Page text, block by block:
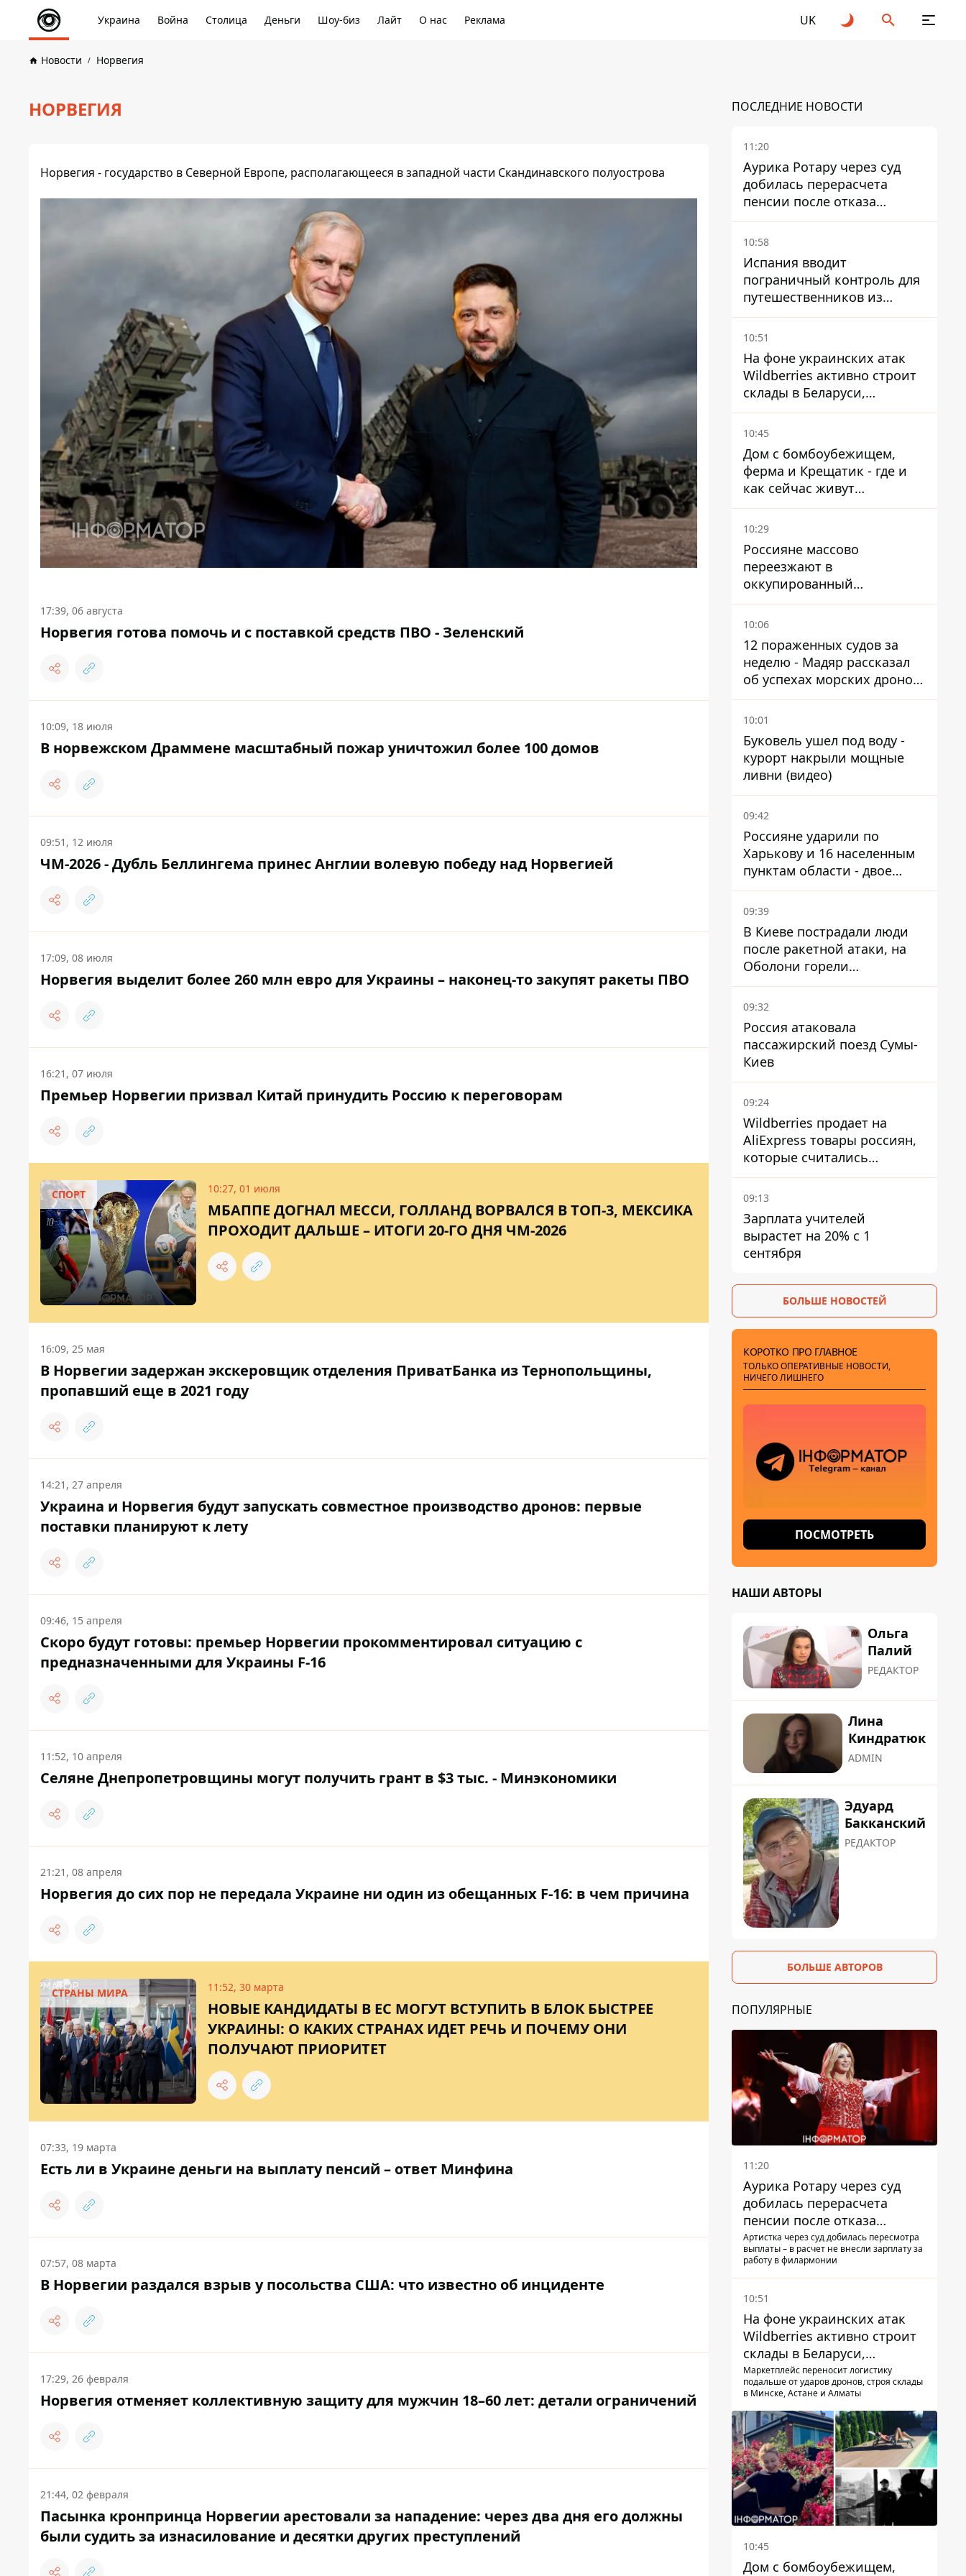
Украина Война Столица Деньги Шоу-биз Лайт О нас Реклама UK
Новости Норвегия
НОРВЕГИЯ
Норвегия - государство в Северной Европе, располагающееся в западной части Скандинавского полуострова
17:39, 06 августа
Норвегия готова помочь и с поставкой средств ПВО - Зеленский
10:09, 18 июля
В норвежском Драммене масштабный пожар уничтожил более 100 домов
09:51, 12 июля
ЧМ-2026 - Дубль Беллингема принес Англии волевую победу над Норвегией
17:09, 08 июля
Норвегия выделит более 260 млн евро для Украины – наконец-то закупят ракеты ПВО
16:21, 07 июля
Премьер Норвегии призвал Китай принудить Россию к переговорам
СПОРТ 10:27, 01 июля
МБАППЕ ДОГНАЛ МЕССИ, ГОЛЛАНД ВОРВАЛСЯ В ТОП-3, МЕКСИКА
ПРОХОДИТ ДАЛЬШЕ – ИТОГИ 20-ГО ДНЯ ЧМ-2026
16:09, 25 мая
В Норвегии задержан экскеровщик отделения ПриватБанка из Тернопольщины,
пропавший еще в 2021 году
14:21, 27 апреля
Украина и Норвегия будут запускать совместное производство дронов: первые
поставки планируют к лету
09:46, 15 апреля
Скоро будут готовы: премьер Норвегии прокомментировал ситуацию с
предназначенными для Украины F-16
11:52, 10 апреля
Селяне Днепропетровщины могут получить грант в $3 тыс. - Минэкономики
21:21, 08 апреля
Норвегия до сих пор не передала Украине ни один из обещанных F-16: в чем причина
СТРАНЫ МИРА 11:52, 30 марта
НОВЫЕ КАНДИДАТЫ В ЕС МОГУТ ВСТУПИТЬ В БЛОК БЫСТРЕЕ
УКРАИНЫ: О КАКИХ СТРАНАХ ИДЕТ РЕЧЬ И ПОЧЕМУ ОНИ
ПОЛУЧАЮТ ПРИОРИТЕТ
07:33, 19 марта
Есть ли в Украине деньги на выплату пенсий – ответ Минфина
07:57, 08 марта
В Норвегии раздался взрыв у посольства США: что известно об инциденте
17:29, 26 февраля
Норвегия отменяет коллективную защиту для мужчин 18–60 лет: детали ограничений
21:44, 02 февраля
Пасынка кронпринца Норвегии арестовали за нападение: через два дня его должны
были судить за изнасилование и десятки других преступлений
ПОСЛЕДНИЕ НОВОСТИ
11:20
Аурика Ротару через суд
добилась перерасчета
пенсии после отказа
Пенсионного фонда
10:58
Испания вводит
пограничный контроль для
путешественников из
Италии из-за
миграционного конфликта
10:51
На фоне украинских атак
Wildberries активно строит
склады в Беларуси,
Казахстане, Узбекистане
10:45
Дом с бомбоубежищем,
ферма и Крещатик - где и
как сейчас живут
украинские знаменитости
10:29
Россияне массово
переезжают в
оккупированный
Мариуполь, а местных
оставляют без жилья
10:06
12 пораженных судов за
неделю - Мадяр рассказал
об успехах морских дронов
в Черном и Азовском морях
10:01
Буковель ушел под воду -
курорт накрыли мощные
ливни (видео)
09:42
Россияне ударили по
Харькову и 16 населенным
пунктам области - двое
погибших
09:39
В Киеве пострадали люди
после ракетной атаки, на
Оболони горели
резервуары с топливом
09:32
Россия атаковала
пассажирский поезд Сумы-
Киев
09:24
Wildberries продает на
AliExpress товары россиян,
которые считались
уничтоженными на складах
09:13
Зарплата учителей
вырастет на 20% с 1
сентября
БОЛЬШЕ НОВОСТЕЙ
КОРОТКО ПРО ГЛАВНОЕ
ТОЛЬКО ОПЕРАТИВНЫЕ НОВОСТИ,
НИЧЕГО ЛИШНЕГО
ПОСМОТРЕТЬ
НАШИ АВТОРЫ
Ольга
Палий
РЕДАКТОР
Лина
Киндратюк
ADMIN
Эдуард
Бакканский
РЕДАКТОР
БОЛЬШЕ АВТОРОВ
ПОПУЛЯРНЫЕ
11:20
Аурика Ротару через суд
добилась перерасчета
пенсии после отказа
Пенсионного фонда
Артистка через суд добилась пересмотра
выплаты – в расчет не внесли зарплату за
работу в филармонии
10:51
На фоне украинских атак
Wildberries активно строит
склады в Беларуси,
Казахстане, Узбекистане
Маркетплейс переносит логистику
подальше от ударов дронов, строя склады
в Минске, Астане и Алматы
10:45
Дом с бомбоубежищем,